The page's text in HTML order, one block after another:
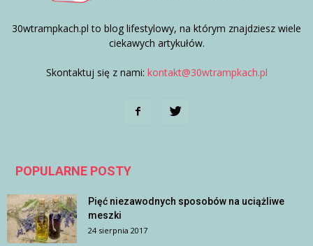
30wtrampkach.pl to blog lifestylowy, na którym znajdziesz wiele
ciekawych artykułów.
Skontaktuj się z nami: kontakt@30wtrampkach.pl
POPULARNE POSTY
Pięć niezawodnych sposobów na uciążliwe
meszki
24 sierpnia 2017